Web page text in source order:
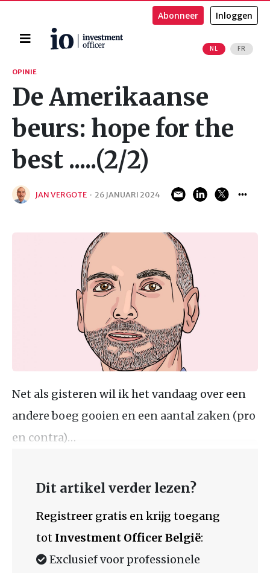
Home
NL FR
Abonneer Inloggen
Zoeken
OPINIE
De Amerikaanse
beurs: hope for the
best .....(2/2)
JAN VERGOTE · 26 JANUARI 2024
Net als gisteren wil ik het vandaag over een
andere boeg gooien en een aantal zaken (pro
en contra)…
Dit artikel verder lezen?
Registreer gratis en krijg toegang
tot Investment Officer België:
Exclusief voor professionele